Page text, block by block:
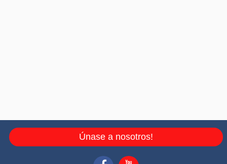
Únase a nosotros!